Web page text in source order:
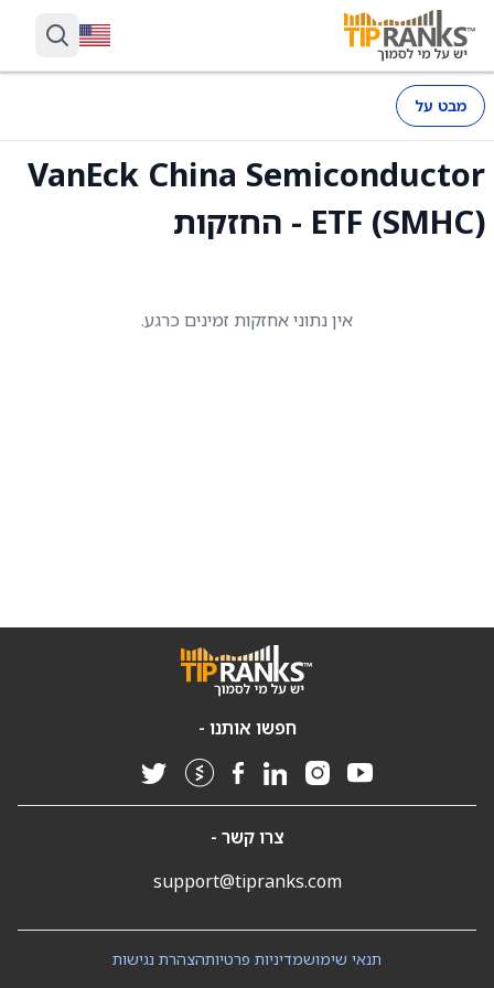
מבט על
VanEck China Semiconductor
ETF (SMHC) - החזקות
אין נתוני אחזקות זמינים כרגע.
חפשו אותנו -
צרו קשר -
support@tipranks.com
הצהרת נגישותמדיניות פרטיותתנאי שימוש